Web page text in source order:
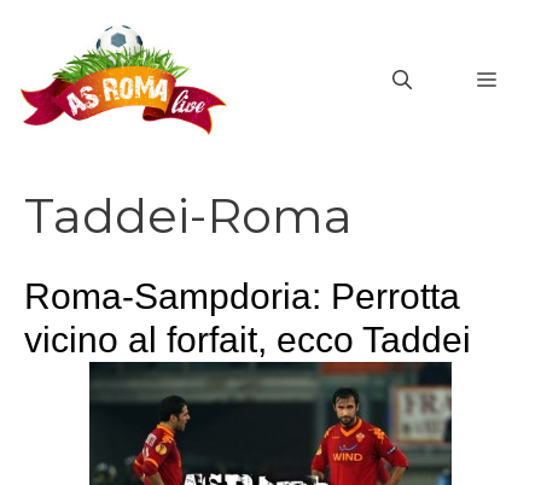
contenuto
Taddei-Roma
Roma-Sampdoria: Perrotta
vicino al forfait, ecco Taddei